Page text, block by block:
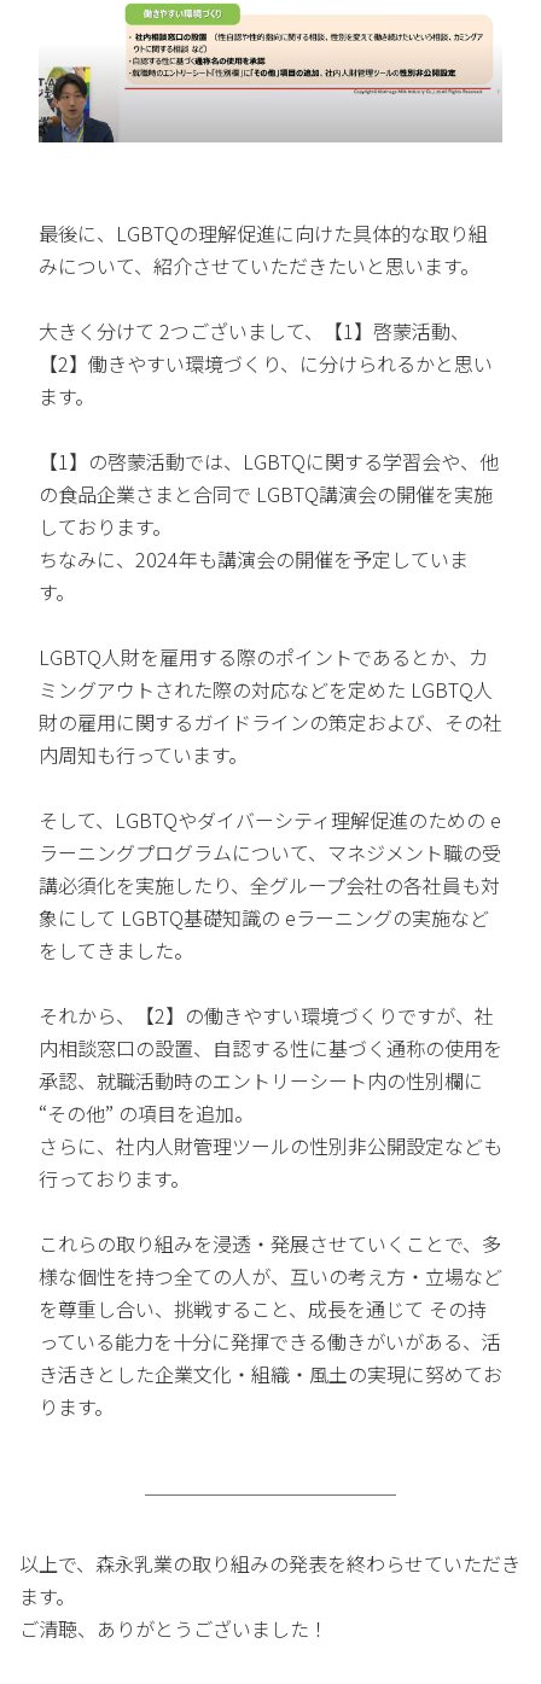
最後に、LGBTQの理解促進に向けた具体的な取り組
みについて、紹介させていただきたいと思います。
大きく分けて 2つございまして、【1】啓蒙活動、
【2】働きやすい環境づくり、に分けられるかと思い
ます。
【1】の啓蒙活動では、LGBTQに関する学習会や、他
の食品企業さまと合同で LGBTQ講演会の開催を実施
しております。
ちなみに、2024年も講演会の開催を予定していま
す。
LGBTQ人財を雇用する際のポイントであるとか、カ
ミングアウトされた際の対応などを定めた LGBTQ人
財の雇用に関するガイドラインの策定および、その社
内周知も行っています。
そして、LGBTQやダイバーシティ理解促進のための e
ラーニングプログラムについて、マネジメント職の受
講必須化を実施したり、全グループ会社の各社員も対
象にして LGBTQ基礎知識の eラーニングの実施など
をしてきました。
それから、【2】の働きやすい環境づくりですが、社
内相談窓口の設置、自認する性に基づく通称の使用を
承認、就職活動時のエントリーシート内の性別欄に
“その他” の項目を追加。
さらに、社内人財管理ツールの性別非公開設定なども
行っております。
これらの取り組みを浸透・発展させていくことで、多
様な個性を持つ全ての人が、互いの考え方・立場など
を尊重し合い、挑戦すること、成長を通じて その持
っている能力を十分に発揮できる働きがいがある、活
き活きとした企業文化・組織・風土の実現に努めてお
ります。
以上で、森永乳業の取り組みの発表を終わらせていただき
ます。
ご清聴、ありがとうございました！